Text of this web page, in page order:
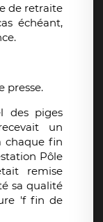
de retraite
échéant,
presse.
des piges
un
chaque fin
Pôle
remise
sa qualité
'f fin de